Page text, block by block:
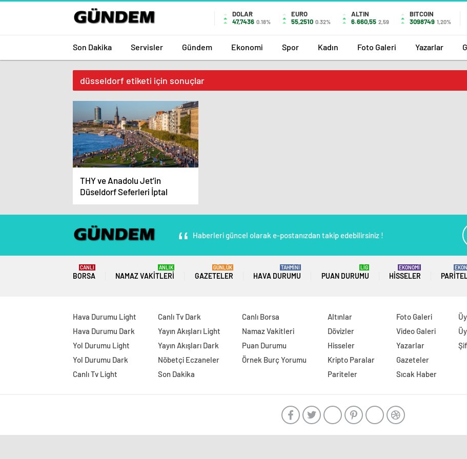
DOLAR
47,7436 0.18%
EURO
55,2510 0.32%
ALTIN
6.660,55 2,59
BITCOIN
3098749 1,20%
Son Dakika Servisler Gündem Ekonomi Spor Kadın Foto Galeri Yazarlar
düsseldorf etiketi için sonuçlar
THY ve Anadolu Jet’in
Düseldorf Seferleri İptal
Haberleri güncel olarak e-postanızdan takip edebilirsiniz !
BORSA
CANLI
NAMAZ VAKITLERI
ANLIK
GAZETELER
GÜNLÜK
HAVA DURUMU
TAHMİNİ
PUAN DURUMU
LİG
HISSELER
EKONOMİ
Hava Durumu Light
Hava Durumu Dark
Yol Durumu Light
Yol Durumu Dark
Canlı Tv Light
Canlı Tv Dark
Yayın Akışları Light
Yayın Akışları Dark
Nöbetçi Eczaneler
Son Dakika
Canlı Borsa
Namaz Vakitleri
Puan Durumu
Örnek Burç Yorumu
Altınlar
Dövizler
Hisseler
Kripto Paralar
Pariteler
Foto Galeri
Video Galeri
Yazarlar
Gazeteler
Sıcak Haber